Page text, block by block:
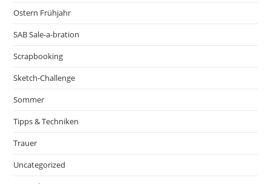
Ostern Frühjahr
SAB Sale-a-bration
Scrapbooking
Sketch-Challenge
Sommer
Tipps & Techniken
Trauer
Uncategorized